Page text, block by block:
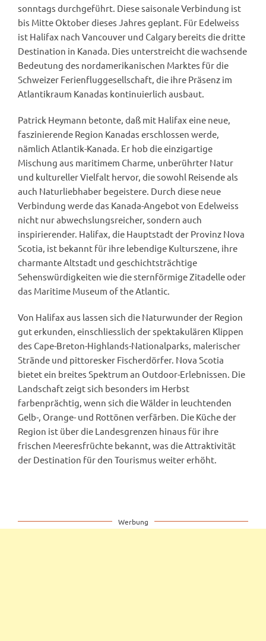
sonntags durchgeführt. Diese saisonale Verbindung ist
bis Mitte Oktober dieses Jahres geplant. Für Edelweiss
ist Halifax nach Vancouver und Calgary bereits die dritte
Destination in Kanada. Dies unterstreicht die wachsende
Bedeutung des nordamerikanischen Marktes für die
Schweizer Ferienfluggesellschaft, die ihre Präsenz im
Atlantikraum Kanadas kontinuierlich ausbaut.
Patrick Heymann betonte, daß mit Halifax eine neue,
faszinierende Region Kanadas erschlossen werde,
nämlich Atlantik-Kanada. Er hob die einzigartige
Mischung aus maritimem Charme, unberührter Natur
und kultureller Vielfalt hervor, die sowohl Reisende als
auch Naturliebhaber begeistere. Durch diese neue
Verbindung werde das Kanada-Angebot von Edelweiss
nicht nur abwechslungsreicher, sondern auch
inspirierender. Halifax, die Hauptstadt der Provinz Nova
Scotia, ist bekannt für ihre lebendige Kulturszene, ihre
charmante Altstadt und geschichtsträchtige
Sehenswürdigkeiten wie die sternförmige Zitadelle oder
das Maritime Museum of the Atlantic.
Von Halifax aus lassen sich die Naturwunder der Region
gut erkunden, einschliesslich der spektakulären Klippen
des Cape-Breton-Highlands-Nationalparks, malerischer
Strände und pittoresker Fischerdörfer. Nova Scotia
bietet ein breites Spektrum an Outdoor-Erlebnissen. Die
Landschaft zeigt sich besonders im Herbst
farbenprächtig, wenn sich die Wälder in leuchtenden
Gelb-, Orange- und Rottönen verfärben. Die Küche der
Region ist über die Landesgrenzen hinaus für ihre
frischen Meeresfrüchte bekannt, was die Attraktivität
der Destination für den Tourismus weiter erhöht.
Werbung